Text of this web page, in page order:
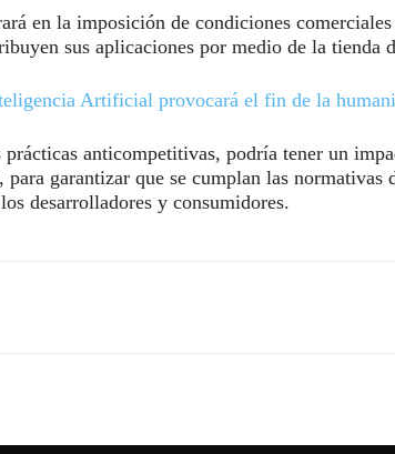
en la imposición de condiciones
sus aplicaciones por medio de la tienda
Artificial provocará el fin de la
prácticas anticompetitivas, podría tener un
para garantizar que se cumplan las normativas
desarrolladores y consumidores.